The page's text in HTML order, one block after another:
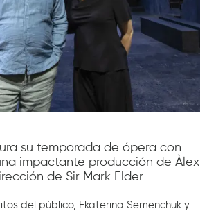
su temporada de ópera con
impactante producción de Àlex
de Sir Mark Elder
del público, Ekaterina Semenchuk y